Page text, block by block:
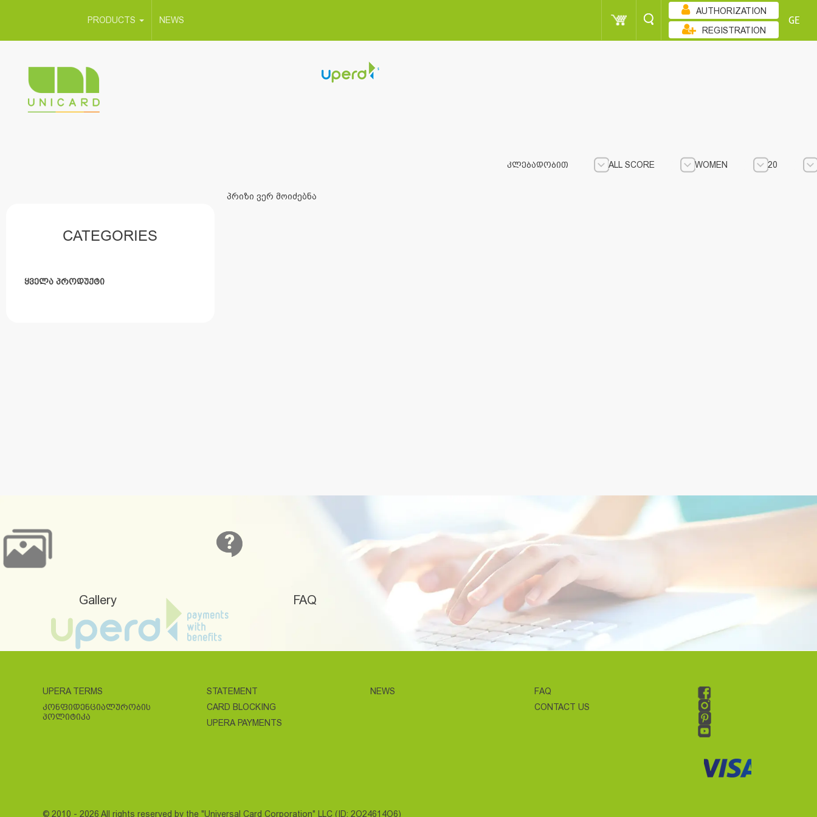
PRODUCTS NEWS
AUTHORIZATION
REGISTRATION
GE
CATEGORIES
ᲧᲕᲔᲚᲐ ᲞᲠᲝᲓᲣᲥᲢᲘ
ᲙᲚᲔᲑᲐᲓᲝᲑᲘᲗ ALL SCORE WOMEN
20
პრიზი ვერ მოიძებნა
Gallery FAQ
UPERA TERMS
ᲙᲝᲜᲤᲘᲓᲔᲜᲪᲘᲐᲚᲣᲠᲝᲑᲘᲡ
ᲞᲝᲚᲘᲢᲘᲙᲐ
STATEMENT
CARD BLOCKING
UPERA PAYMENTS
NEWS
FAQ
CONTACT US
© 2010 - 2026 All rights reserved by the "Universal Card Corporation" LLC (ID: 2O24614O6)